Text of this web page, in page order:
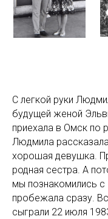
С легкой руки
будущей женой
приехала в Омск по
Людмила
хорошая девушка.
родная сестра. А
мы познакомились
пробежала сразу.
сыграли 22 июля